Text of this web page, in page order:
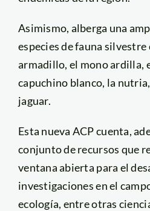
Asimismo, alberga una
especies de fauna silvestre
armadillo, el mono ardilla,
capuchino blanco, la
jaguar.
Esta nueva ACP cuenta,
conjunto de recursos que
ventana abierta para el
investigaciones en el
ecología, entre otras